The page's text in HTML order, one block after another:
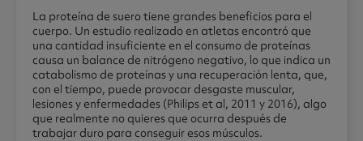
La proteína de suero tiene grandes beneficios para el
cuerpo. Un estudio realizado en atletas encontró que
una cantidad insuficiente en el consumo de proteínas
causa un balance de nitrógeno negativo, lo que indica un
catabolismo de proteínas y una recuperación lenta, que,
con el tiempo, puede provocar desgaste muscular,
lesiones y enfermedades (Philips et al, 2011 y 2016), algo
que realmente no quieres que ocurra después de
trabajar duro para conseguir esos músculos.